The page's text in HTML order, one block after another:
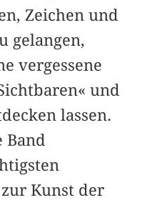
Zeichen und
gelangen,
vergessene
und
lassen.
Band
Kunst der